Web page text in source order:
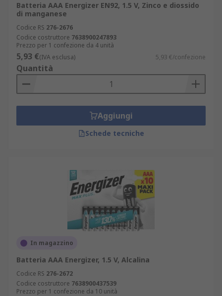
Batteria AAA Energizer EN92, 1.5 V, Zinco e diossido
di manganese
Codice RS 276-2676
Codice costruttore 7638900247893
Prezzo per 1 confezione da 4 unità
5,93 €(IVA esclusa) 5,93 €/confezione
Quantità
Aggiungi
Schede tecniche
In magazzino
Batteria AAA Energizer, 1.5 V, Alcalina
Codice RS 276-2672
Codice costruttore 7638900437539
Prezzo per 1 confezione da 10 unità